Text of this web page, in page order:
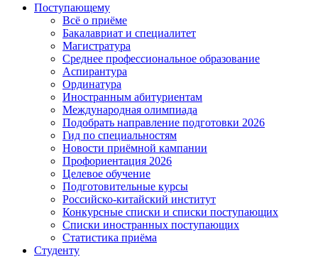
Поступающему
Всё о приёме
Бакалавриат и специалитет
Магистратура
Среднее профессиональное образование
Аспирантура
Ординатура
Иностранным абитуриентам
Международная олимпиада
Подобрать направление подготовки 2026
Гид по специальностям
Новости приёмной кампании
Профориентация 2026
Целевое обучение
Подготовительные курсы
Российско-китайский институт
Конкурсные списки и списки поступающих
Списки иностранных поступающих
Статистика приёма
Студенту